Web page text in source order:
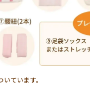
ています。